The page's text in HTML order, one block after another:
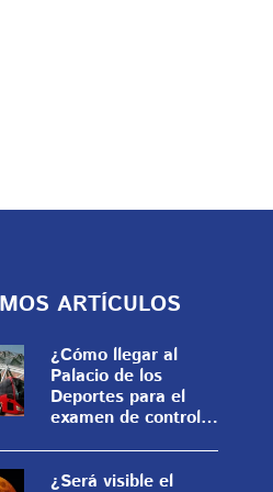
ARTÍCULOS
¿Cómo llegar al
Palacio de los
Deportes para el
examen de control
¿Será visible el